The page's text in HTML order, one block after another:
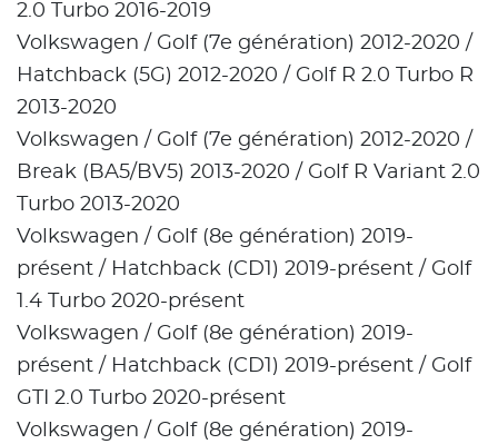
2.0 Turbo 2016-2019
Volkswagen / Golf (7e génération) 2012-2020 /
Hatchback (5G) 2012-2020 / Golf R 2.0 Turbo R
2013-2020
Volkswagen / Golf (7e génération) 2012-2020 /
Break (BA5/BV5) 2013-2020 / Golf R Variant 2.0
Turbo 2013-2020
Volkswagen / Golf (8e génération) 2019-
présent / Hatchback (CD1) 2019-présent / Golf
1.4 Turbo 2020-présent
Volkswagen / Golf (8e génération) 2019-
présent / Hatchback (CD1) 2019-présent / Golf
GTI 2.0 Turbo 2020-présent
Volkswagen / Golf (8e génération) 2019-